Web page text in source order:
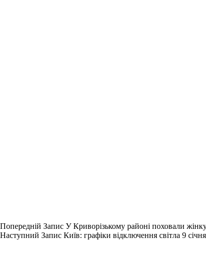
Попередній Запис У Криворізькому районі поховали
Наступний Запис Київ: графіки відключення світла 9